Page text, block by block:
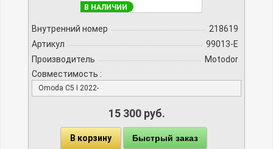
В НАЛИЧИИ
Внутренний номер
218619
Артикул
99013-E
Производитель
Motodor
Совместимость :
Omoda C5 I 2022-
15 300 руб.
В корзину Быстрый заказ